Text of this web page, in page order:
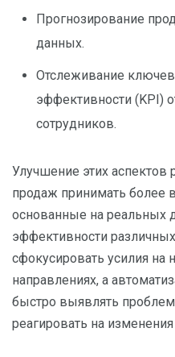
Прогнозирование
данных.
Отслеживание
эффективности (KPI)
сотрудников.
Улучшение этих аспектов
продаж принимать
основанные на реальных
эффективности
сфокусировать усилия на
направлениях, а
быстро выявлять
реагировать на